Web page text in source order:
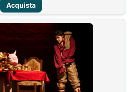
Acquista